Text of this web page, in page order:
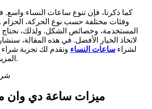
كما ذكرنا، فإن تنوع ساعات النساء واسع.
وفئات مختلفة حسب نوع الحركة، الحزام
المستخدمة، وخصائص الشكل. ولذلك، نحتاج
لاتخاذ الخيار الأفضل. في هذه المقالة،
لشراء ساعات النساء ونقدم لك تجربة شراء
المزيد حول هذا الموضوع.
ميزات ساعة دي وان